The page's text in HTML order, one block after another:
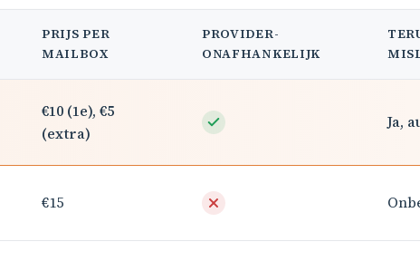
PRIJS PER
MAILBOX
PROVIDER-
ONAFHANKELIJK
€10 (1e), €5
(extra)
Ja,
€15